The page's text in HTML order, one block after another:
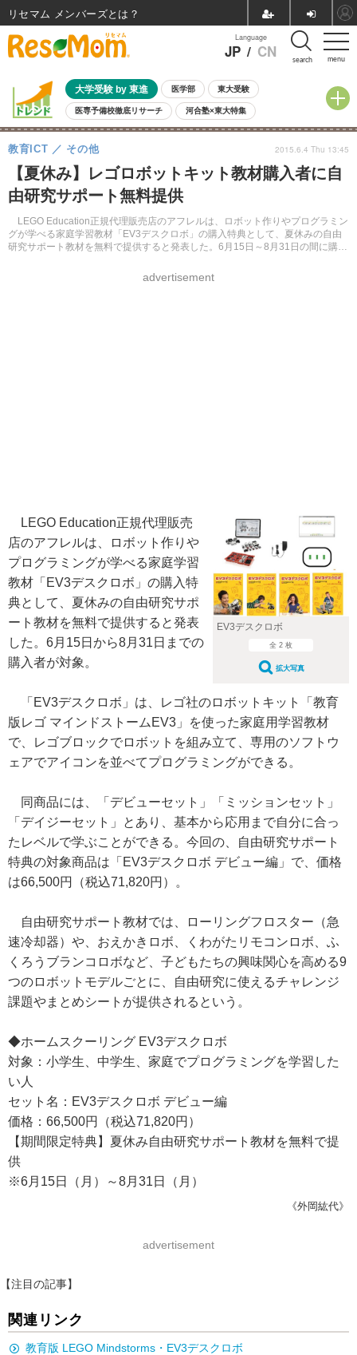
menu
Language
JP / CN search
大学受験 by 東進 医学部 東大受験
医専予備校徹底リサーチ 河合塾×東大特集
親子で考える大学選び 高校受験 中学受験 小学校受験
共通テスト 夏休み
8月開催イベント・WS 全国公立高校 過去問 人気記事
自由研究教材（小学生向け） 自由研究教材（中学生向け）
【夏休み】レゴロボットキット教材購入者に自
由研究サポート無料提供
LEGO Education正規代理販売店のアフレルは、ロボット作りやプログラミン
グが学べる家庭学習教材「EV3デスクロボ」の購入特典として、夏休みの自由
研究サポート教材を無料で提供すると発表した。6月15日～8月31日の間に購入
教育ICT その他
advertisement
2015.6.4 Thu 13:45
EV3デスクロボ
全 2 枚
拡大写真
LEGO Education正規代理販売
店のアフレルは、ロボット作りや
プログラミングが学べる家庭学習
教材「EV3デスクロボ」の購入特
典として、夏休みの自由研究サポ
ート教材を無料で提供すると発表
した。6月15日から8月31日までの
購入者が対象。
「EV3デスクロボ」は、レゴ社のロボットキット「教育
版レゴ マインドストームEV3」を使った家庭用学習教材
で、レゴブロックでロボットを組み立て、専用のソフトウ
ェアでアイコンを並べてプログラミングができる。
同商品には、「デビューセット」「ミッションセット」
「デイジーセット」とあり、基本から応用まで自分に合っ
たレベルで学ぶことができる。今回の、自由研究サポート
特典の対象商品は「EV3デスクロボ デビュー編」で、価格
は66,500円（税込71,820円）。
自由研究サポート教材では、ローリングフロスター（急
速冷却器）や、おえかきロボ、くわがたリモコンロボ、ふ
くろうブランコロボなど、子どもたちの興味関心を高める9
つのロボットモデルごとに、自由研究に使えるチャレンジ
課題やまとめシートが提供されるという。
◆ホームスクーリング EV3デスクロボ
対象：小学生、中学生、家庭でプログラミングを学習した
い人
セット名：EV3デスクロボ デビュー編
価格：66,500円（税込71,820円）
【期間限定特典】夏休み自由研究サポート教材を無料で提
供
※6月15日（月）～8月31日（月）
《外岡紘代》
advertisement
【注目の記事】
関連リンク
教育版 LEGO Mindstorms・EV3デスクロボ
リセマム メンバーズ